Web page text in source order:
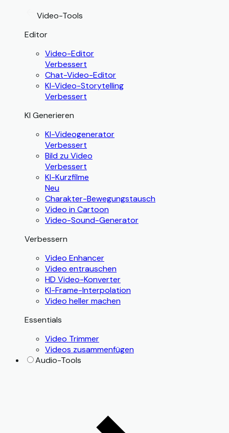
Video-Tools
Editor
Video-Editor
Verbessert
Chat-Video-Editor
KI-Video-Storytelling
Verbessert
KI Generieren
KI-Videogenerator
Verbessert
Bild zu Video
Verbessert
KI-Kurzfilme
Neu
Charakter-Bewegungstausch
Video in Cartoon
Video-Sound-Generator
Verbessern
Video Enhancer
Video entrauschen
HD Video-Konverter
KI-Frame-Interpolation
Video heller machen
Essentials
Video Trimmer
Videos zusammenfügen
Audio-Tools